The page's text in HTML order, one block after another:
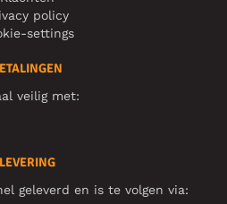
policy
settings
veilig met:
LEVERING
geleverd en is te volgen via: